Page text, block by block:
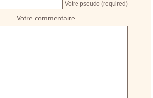
Votre pseudo (required)
Votre commentaire